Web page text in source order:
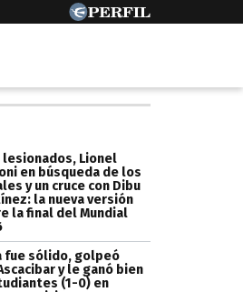
lesionados, Lionel
en búsqueda de los
y un cruce con Dibu
la nueva versión
la final del Mundial
fue sólido, golpeó
y le ganó bien
(1-0) en